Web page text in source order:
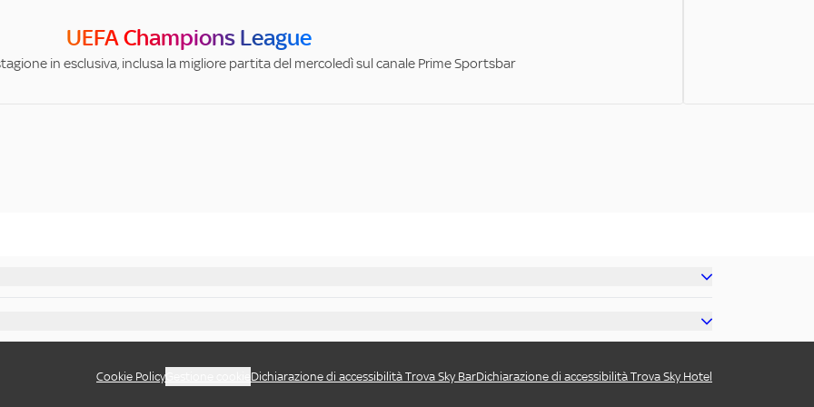
UEFA Champions League
in esclusiva, inclusa la migliore partita del mercoledì sul canale Prime Sportsbar
Cookie Policy Dichiarazione di accessibilità Trova Sky BarDichiarazione di accessibilità Trova Sky Hotel